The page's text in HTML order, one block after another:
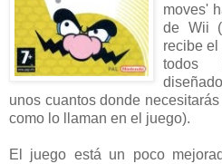
moves'
de Wii
recibe el
todos
unos cuantos donde
como lo llaman en el juego).
El juego está un poco